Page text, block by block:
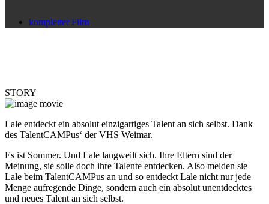
kompletter Film
STORY
Lale entdeckt ein absolut einzigartiges Talent an sich selbst. Dank
des TalentCAMPus‘ der VHS Weimar.
Es ist Sommer. Und Lale langweilt sich. Ihre Eltern sind der
Meinung, sie solle doch ihre Talente entdecken. Also melden sie
Lale beim TalentCAMPus an und so entdeckt Lale nicht nur jede
Menge aufregende Dinge, sondern auch ein absolut unentdecktes
und neues Talent an sich selbst.